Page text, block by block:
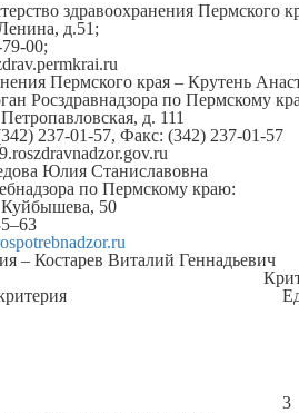
здравоохранения Пермского
д.51;
00;
Пермского края – Крутень
Росздравнадзора по Пермскому
д. 111
237-01-57, Факс: (342) 237-01-57
Юлия Станиславовна
по Пермскому краю:
Куйбышева, 50
– Костарев Виталий Геннадьевич
3